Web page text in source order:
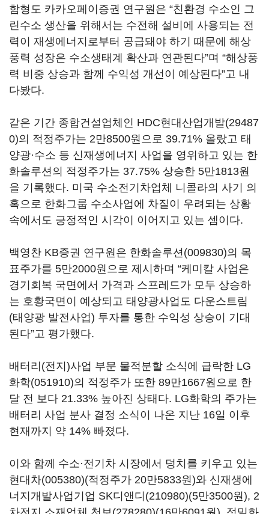
함형도 카카오페이증권 연구원은 “친환경 수소인 그
린수소 생산을 위해서는 수전해 설비에 사용되는 전
력이 재생에너지로부터 공급돼야 하기 때문에 해상
풍력 성장은 수소생태계 확산과 연관된다”며 “해상풍
력 비중 상승과 함께 수익성 개선이 예상된다”고 내
다봤다.
같은 기간 종합건설업체인 HDC현대산업개발(29487
0)의 적정주가는 2만8500원으로 39.71% 올랐고 태
양광·수소 등 신재생에너지 사업을 영위하고 있는 한
화솔루션의 적정주가는 37.75% 상승한 5만1813원
을 기록했다. 미국 수소전기차업체 니콜라의 사기 의
혹으로 한화그룹 수소사업에 차질이 우려되는 상황
속에서도 긍정적인 시각이 이어지고 있는 셈이다.
백영찬 KB증권 연구원은 한화솔루션(009830)의 목
표주가를 5만2000원으로 제시하며 “케미칼 사업은
경기회복 국면에서 가격과 스프레드가 모두 상승하
는 호황국면이 예상되고 태양광사업도 다운스트림
(태양광 발전사업) 투자를 통한 수익성 상승이 기대
된다”고 평가했다.
배터리(전지)사업 부문 물적분할 소식에 급락한 LG
화학(051910)의 적정주가 또한 89만1667원으로 한
달 전 보다 21.33% 높아진 상태다. LG화학의 주가는
배터리 사업 분사 결정 소식이 나온 지난 16일 이후
현재까지 약 14% 빠졌다.
이와 함께 수소·전기차 시장에서 덩치를 키우고 있는
현대차(005380)(적정주가 20만5833원)와 신재생에
너지개발사업기업 SK디앤디(210980)(5만3500원), 2